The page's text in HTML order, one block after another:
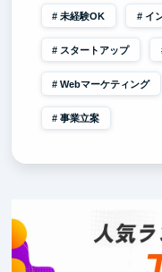
未経験OK イ
スタートアップ
Webマーケティング
事業立案